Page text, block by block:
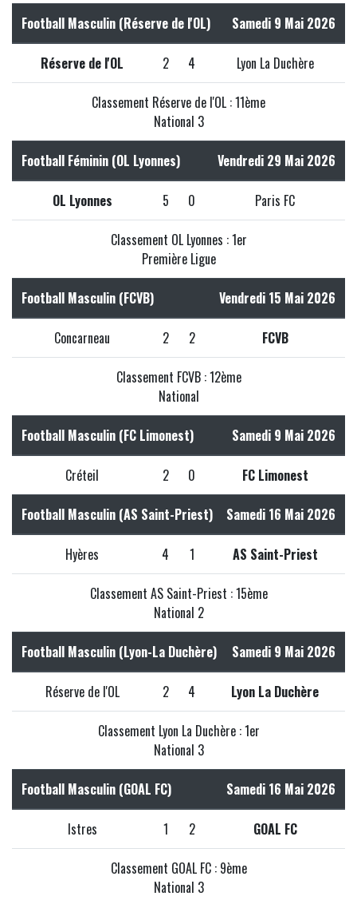
Football Masculin (Réserve de l'OL) Samedi 9 Mai 2026
Réserve de l'OL 2 4 Lyon La Duchère
Classement Réserve de l'OL : 11ème
National 3
Football Féminin (OL Lyonnes) Vendredi 29 Mai 2026
OL Lyonnes 5 0 Paris FC
Classement OL Lyonnes : 1er
Première Ligue
Football Masculin (FCVB) Vendredi 15 Mai 2026
Concarneau 2 2 FCVB
Classement FCVB : 12ème
National
Football Masculin (FC Limonest) Samedi 9 Mai 2026
Créteil 2 0 FC Limonest
Football Masculin (AS Saint-Priest) Samedi 16 Mai 2026
Hyères 4 1 AS Saint-Priest
Classement AS Saint-Priest : 15ème
National 2
Football Masculin (Lyon-La Duchère) Samedi 9 Mai 2026
Réserve de l'OL 2 4 Lyon La Duchère
Classement Lyon La Duchère : 1er
National 3
Football Masculin (GOAL FC) Samedi 16 Mai 2026
Istres 1 2 GOAL FC
Classement GOAL FC : 9ème
National 3